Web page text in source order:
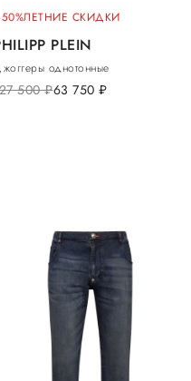
ЛЕТНИЕ СКИДКИ
PLEIN
однотонные
500руб.63 750 руб.